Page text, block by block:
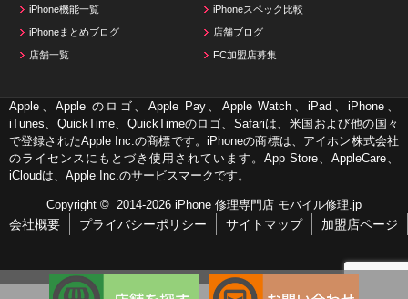
iPhone機能一覧 iPhoneスペック比較
iPhoneまとめブログ 店舗ブログ
店舗一覧 FC加盟店募集
Apple、Apple のロゴ、Apple Pay、Apple Watch、iPad、iPhone、
iTunes、QuickTime、QuickTimeのロゴ、Safariは、米国および他の国々
で登録されたApple Inc.の商標です。iPhoneの商標は、アイホン株式会社
のライセンスにもとづき使用されています。App Store、AppleCare、
iCloudは、Apple Inc.のサービスマークです。
Copyright © 2014-2026 iPhone 修理専門店 モバイル修理.jp
会社概要 プライバシーポリシー サイトマップ 加盟店ページ